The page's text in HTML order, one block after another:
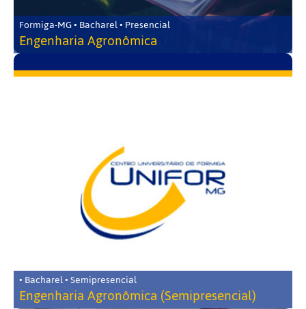
Formiga-MG • Bacharel • Presencial
Engenharia Agronômica
• Bacharel • Semipresencial
Engenharia Agronômica (Semipresencial)